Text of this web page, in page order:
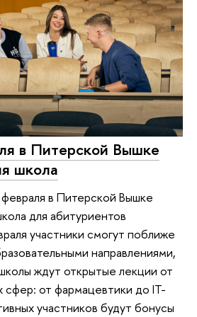
в Питерской Вышке
школа
в Питерской Вышке
для абитуриентов
участники смогут поближе
направлениями,
ждут открытые лекции от
сфер: от фармацевтики до IT-
участников будут бонусы